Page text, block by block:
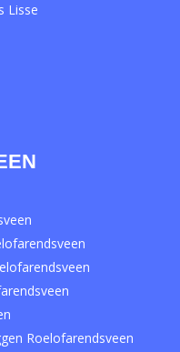
Lisse
Roelofarendsveen